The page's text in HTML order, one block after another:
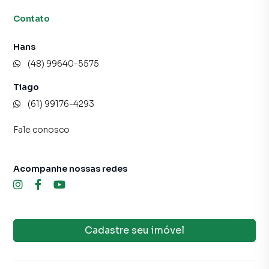
Contato
Hans
(48) 99640-5575
Tiago
(61) 99176-4293
Fale conosco
Cadastre seu imóvel
Acompanhe nossas redes